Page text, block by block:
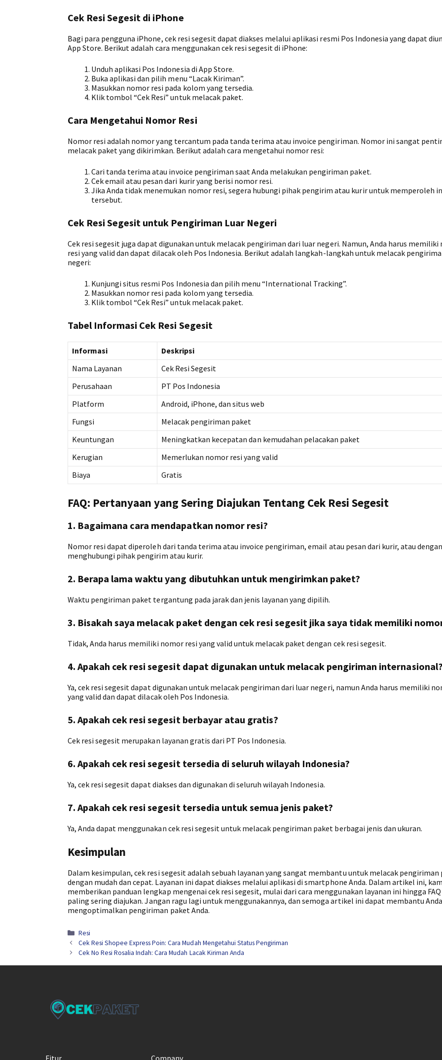
Cek Resi Segesit di iPhone
Bagi para pengguna iPhone, cek resi segesit dapat diakses melalui aplikasi resmi Pos Indonesia yang dapat
App Store. Berikut adalah cara menggunakan cek resi segesit di iPhone:
Unduh aplikasi Pos Indonesia di App Store.
Buka aplikasi dan pilih menu “Lacak Kiriman”.
Masukkan nomor resi pada kolom yang tersedia.
Klik tombol “Cek Resi” untuk melacak paket.
Cara Mengetahui Nomor Resi
Nomor resi adalah nomor yang tercantum pada tanda terima atau invoice pengiriman. Nomor ini sangat
melacak paket yang dikirimkan. Berikut adalah cara mengetahui nomor resi:
Cari tanda terima atau invoice pengiriman saat Anda melakukan pengiriman paket.
Cek email atau pesan dari kurir yang berisi nomor resi.
Jika Anda tidak menemukan nomor resi, segera hubungi pihak pengirim atau kurir untuk memperoleh
tersebut.
Cek Resi Segesit untuk Pengiriman Luar Negeri
Cek resi segesit juga dapat digunakan untuk melacak pengiriman dari luar negeri. Namun, Anda harus memiliki
resi yang valid dan dapat dilacak oleh Pos Indonesia. Berikut adalah langkah-langkah untuk melacak
negeri:
Kunjungi situs resmi Pos Indonesia dan pilih menu “International Tracking”.
Masukkan nomor resi pada kolom yang tersedia.
Klik tombol “Cek Resi” untuk melacak paket.
Tabel Informasi Cek Resi Segesit
Informasi
Deskripsi
Nama Layanan
Cek Resi Segesit
Perusahaan
PT Pos Indonesia
Platform
Android, iPhone, dan situs web
Fungsi
Melacak pengiriman paket
Keuntungan
Meningkatkan kecepatan dan kemudahan pelacakan paket
Kerugian
Memerlukan nomor resi yang valid
Biaya
Gratis
FAQ: Pertanyaan yang Sering Diajukan Tentang Cek Resi Segesit
1. Bagaimana cara mendapatkan nomor resi?
Nomor resi dapat diperoleh dari tanda terima atau invoice pengiriman, email atau pesan dari kurir, atau dengan
menghubungi pihak pengirim atau kurir.
2. Berapa lama waktu yang dibutuhkan untuk mengirimkan paket?
Waktu pengiriman paket tergantung pada jarak dan jenis layanan yang dipilih.
3. Bisakah saya melacak paket dengan cek resi segesit jika saya tidak memiliki
Tidak, Anda harus memiliki nomor resi yang valid untuk melacak paket dengan cek resi segesit.
4. Apakah cek resi segesit dapat digunakan untuk melacak pengiriman internasional?
Ya, cek resi segesit dapat digunakan untuk melacak pengiriman dari luar negeri, namun Anda harus memiliki
yang valid dan dapat dilacak oleh Pos Indonesia.
5. Apakah cek resi segesit berbayar atau gratis?
Cek resi segesit merupakan layanan gratis dari PT Pos Indonesia.
6. Apakah cek resi segesit tersedia di seluruh wilayah Indonesia?
Ya, cek resi segesit dapat diakses dan digunakan di seluruh wilayah Indonesia.
7. Apakah cek resi segesit tersedia untuk semua jenis paket?
Ya, Anda dapat menggunakan cek resi segesit untuk melacak pengiriman paket berbagai jenis dan ukuran.
Kesimpulan
Dalam kesimpulan, cek resi segesit adalah sebuah layanan yang sangat membantu untuk melacak pengiriman
dengan mudah dan cepat. Layanan ini dapat diakses melalui aplikasi di smartphone Anda. Dalam artikel ini,
memberikan panduan lengkap mengenai cek resi segesit, mulai dari cara menggunakan layanan ini hingga FAQ
paling sering diajukan. Jangan ragu lagi untuk menggunakannya, dan semoga artikel ini dapat membantu
mengoptimalkan pengiriman paket Anda.
Kategori
Resi
Cek Resi Shopee Express Poin: Cara Mudah Mengetahui Status Pengiriman
Cek No Resi Rosalia Indah: Cara Mudah Lacak Kiriman Anda
Fitur Company